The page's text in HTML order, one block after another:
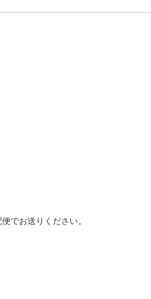
でお送りください。